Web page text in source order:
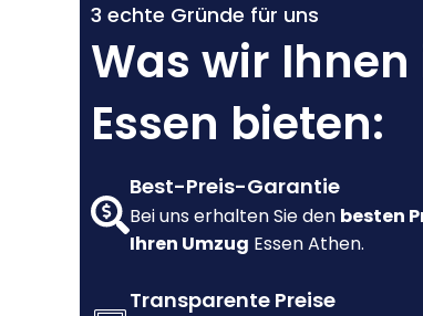
3 echte Gründe für uns
Was wir Ihnen
Essen bieten:
Best-Preis-Garantie
Bei uns erhalten Sie den besten
Ihren Umzug Essen Athen.
Transparente Preise